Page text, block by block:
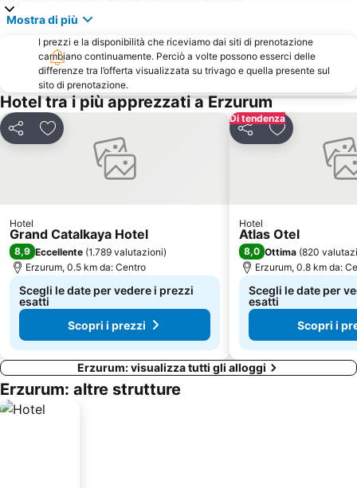
Mostra di più
I prezzi e la disponibilità che riceviamo dai siti di prenotazione
cambiano continuamente. Perciò a volte possono esserci delle
differenze tra l’offerta visualizzata su trivago e quella presente sul
sito di prenotazione.
Hotel tra i più apprezzati a Erzurum
CondividiAggiungi ai preferiti
Hotel
Grand Catalkaya Hotel
8,9 Eccellente (1.789 valutazioni)
Erzurum, 0.5 km da: Centro
Scegli le date per vedere i prezzi
esatti
Scopri i prezzi
Di tendenza
CondividiAggiungi ai
Hotel
Atlas Otel
8,0 Ottima (820
Erzurum, 0.8 km da:
Scegli le date per
esatti
Scopri i
Erzurum: visualizza tutti gli alloggi
Erzurum: altre strutture